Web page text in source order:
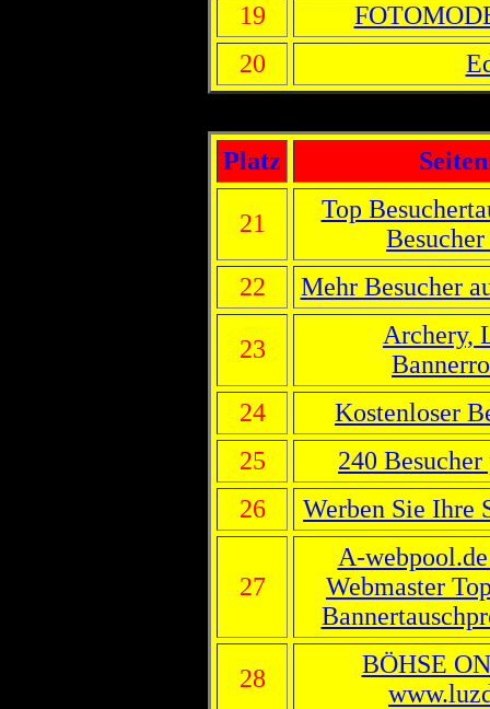
19
20
Platz
21
Top
22
Mehr Besucher
23
Archery,
24
Kostenloser
25
240
26
Werben Sie Ihre
27
A-
Webmaster
28
BÖHSE